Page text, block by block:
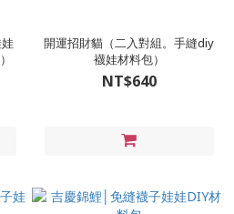
開運招財貓（二入對組。手縫diy
襪娃材料包）
NT$640